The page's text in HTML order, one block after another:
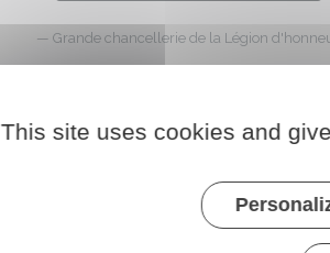
Grande chancellerie de la Légion
This site uses cookies and